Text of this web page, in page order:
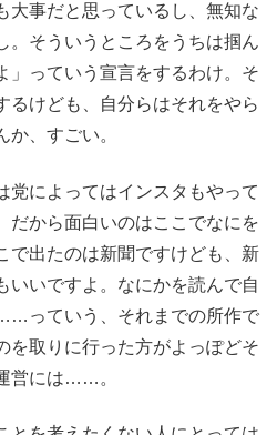
大事だと思っているし、無知な
。そういうところをうちは掴ん
」っていう宣言をするわけ。そ
るけども、自分らはそれをやら
、すごい。
党によってはインスタもやって
だから面白いのはここでなにを
で出たのは新聞ですけども、新
いいですよ。なにかを読んで自
っていう、それまでの所作で
を取りに行った方がよっぽどそ
営には……。